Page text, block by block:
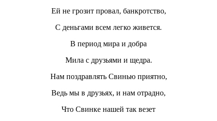
Ей не грозит провал, банкротство,
С деньгами всем легко живется.
В период мира и добра
Мила с друзьями и щедра.
Нам поздравлять Свинью приятно,
Ведь мы в друзьях, и нам отрадно,
Что Свинке нашей так везет